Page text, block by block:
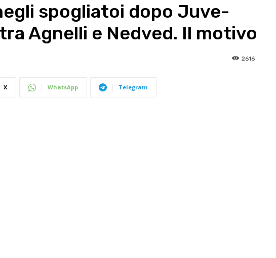
spogliatoi dopo Juve-
Agnelli e Nedved. Il motivo
2616
X WhatsApp Telegram